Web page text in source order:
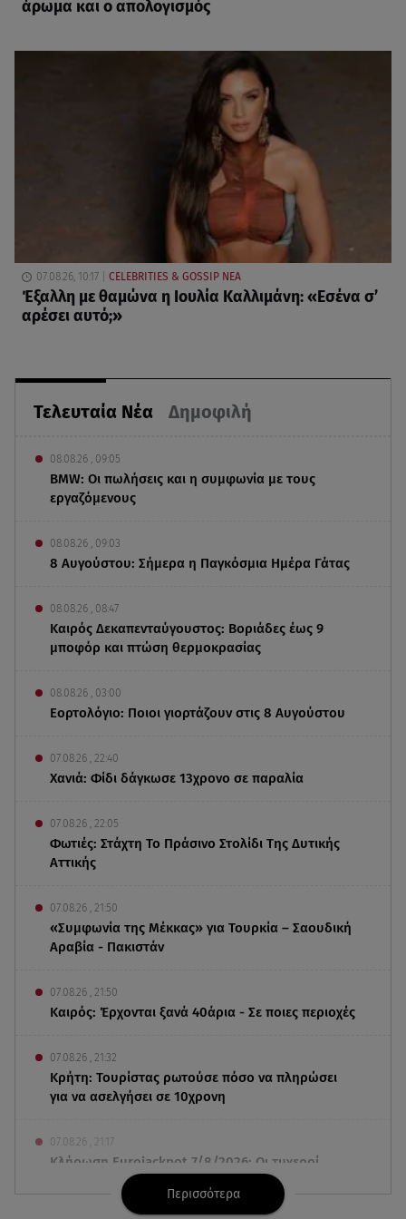
Τελευταία Νέα Δημοφιλή
08.08.26 , 09:05
BMW: Οι πωλήσεις και η συμφωνία με τους
εργαζόμενους
08.08.26 , 09:03
8 Αυγούστου: Σήμερα η Παγκόσμια Ημέρα Γάτας
08.08.26 , 08:47
Καιρός Δεκαπενταύγουστος: Βοριάδες έως 9
μποφόρ και πτώση θερμοκρασίας
08.08.26 , 03:00
Εορτολόγιο: Ποιοι γιορτάζουν στις 8 Αυγούστου
07.08.26 , 22:40
Χανιά: Φίδι δάγκωσε 13χρονο σε παραλία
07.08.26 , 22:05
Φωτιές: Στάχτη Το Πράσινο Στολίδι Της Δυτικής
Αττικής
07.08.26 , 21:50
«Συμφωνία της Μέκκας» για Τουρκία – Σαουδική
Αραβία - Πακιστάν
07.08.26 , 21:50
Καιρός: Έρχονται ξανά 40άρια - Σε ποιες περιοχές
07.08.26 , 21:32
Κρήτη: Τουρίστας ρωτούσε πόσο να πληρώσει
για να ασελγήσει σε 10χρονη
07.08.26 , 21:17
Κλήρωση Eurojackpot 7/8/2026: Οι τυχεροί
αριθμοί για τα 32.000.000 ευρώ
Περισσότερα
άρωμα και ο απολογισμός
07.08.26, 10:17 CELEBRITIES & GOSSIP ΝΕΑ
Έξαλλη με θαμώνα η Ιουλία Καλλιμάνη: «Εσένα σ’
αρέσει αυτό;»